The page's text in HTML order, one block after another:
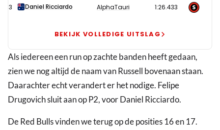
Abu
afwezigheid
Verstappen
3 Daniel Ricciardo AlphaTauri 1:26.433
BEKIJK VOLLEDIGE UITSLAG
Als iedereen een run op zachte banden heeft gedaan,
zien we nog altijd de naam van Russell bovenaan staan.
Daarachter echt verandert er het nodige. Felipe
Drugovich sluit aan op P2, voor Daniel Ricciardo.
De Red Bulls vinden we terug op de posities 16 en 17.